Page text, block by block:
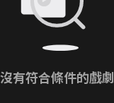
沒有符合條件的戲劇